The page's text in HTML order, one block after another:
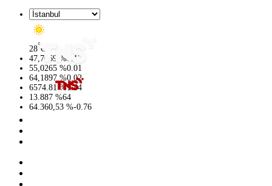
28°C
47,7069 %0.17
55,0265 %0.01
64,1897 %0.02
6574.81 %1.44
13.887 %64
64.360,53 %-0.76